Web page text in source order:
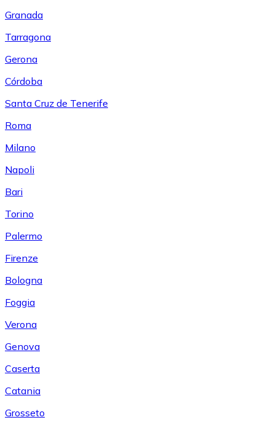
Granada
Tarragona
Gerona
Córdoba
Santa Cruz de Tenerife
Roma
Milano
Napoli
Bari
Torino
Palermo
Firenze
Bologna
Foggia
Verona
Genova
Caserta
Catania
Grosseto